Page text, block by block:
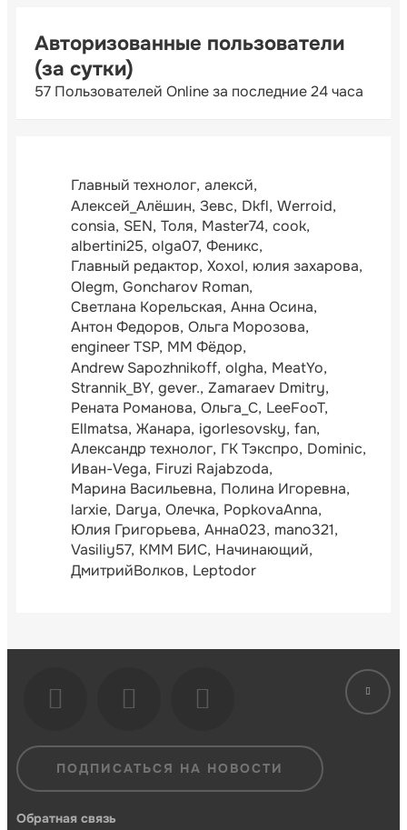
Авторизованные пользователи
(за сутки)
57 Пользователей Online за последние 24 часа
Главный технолог алексй
Алексей_Алёшин Зевс Dkfl Werroid
consia SEN Толя Master74 cook
albertini25 olga07 Феникс
Главный редактор Xoxol юлия захарова
Olegm Goncharov Roman
Светлана Корельская Анна Осина
Антон Федоров Ольга Морозова
engineer TSP ММ Фёдор
Andrew Sapozhnikoff olgha MeatYo
Strannik_BY gever. Zamaraev Dmitry
Рената Романова Ольга_С LeeFooT
Ellmatsa Жанара igorlesovsky fan
Александр технолог ГК Тэкспро Dominic
Иван-Vega Firuzi Rajabzoda
Марина Васильевна Полина Игоревна
larxie Darya Олечка PopkovaAnna
Юлия Григорьева Анна023 mano321
Vasiliy57 КММ БИС Начинающий
ДмитрийВолков Leptodor
ПОДПИСАТЬСЯ НА НОВОСТИ
Обратная связь